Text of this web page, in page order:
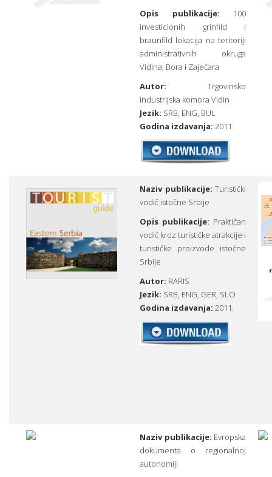
Opis publikacije: 100
investicionih grinfild i
braunfild lokacija na teritoriji
administrativnih okruga
Vidina, Bora i Zaječara
Autor: Trgovinsko
industrijska komora Vidin
Jezik: SRB, ENG, BUL
Godina izdavanja: 2011.
Naziv publikacije: Turistički
vodič istočne Srbije
Opis publikacije: Praktičan
vodič kroz turističke atrakcije i
turističke proizvode istočne
Srbije
Autor: RARIS
Jezik: SRB, ENG, GER, SLO
Godina izdavanja: 2011.
Naziv publikacije: Evropska
dokumenta o regionalnoj
autonomiji